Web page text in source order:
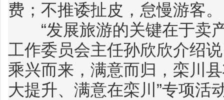
费；不推诿扯皮，怠慢游客。
“发展旅游的关键在于卖
工作委员会主任孙欣欣介绍
乘兴而来，满意而归，栾川
大提升、满意在栾川”专项活